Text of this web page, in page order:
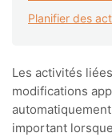
Planifier des
Les activités
modifications
important